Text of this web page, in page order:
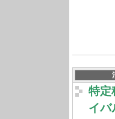
特定
イバ